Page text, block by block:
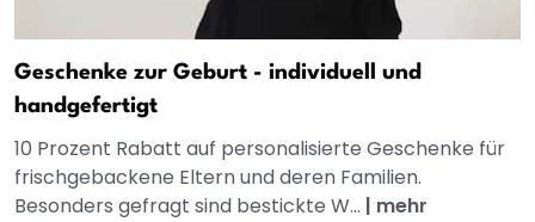
Geschenke zur Geburt - individuell und
handgefertigt
10 Prozent Rabatt auf personalisierte Geschenke für
frischgebackene Eltern und deren Familien.
Besonders gefragt sind bestickte W... | mehr